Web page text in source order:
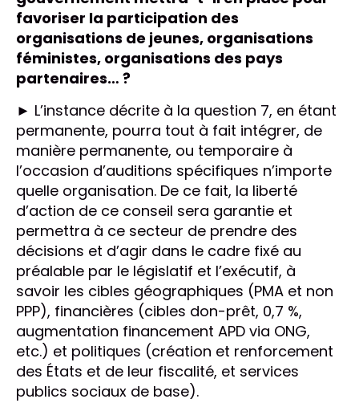
favoriser la participation des
organisations de jeunes, organisations
féministes, organisations des pays
partenaires… ?
► L’instance décrite à la question 7, en étant
permanente, pourra tout à fait intégrer, de
manière permanente, ou temporaire à
l’occasion d’auditions spécifiques n’importe
quelle organisation. De ce fait, la liberté
d’action de ce conseil sera garantie et
permettra à ce secteur de prendre des
décisions et d’agir dans le cadre fixé au
préalable par le législatif et l’exécutif, à
savoir les cibles géographiques (PMA et non
PPP), financières (cibles don-prêt, 0,7 %,
augmentation financement APD via ONG,
etc.) et politiques (création et renforcement
des États et de leur fiscalité, et services
publics sociaux de base).